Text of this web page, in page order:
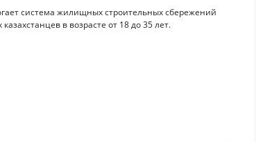
система жилищных строительных сбережений
в возрасте от 18 до 35 лет.